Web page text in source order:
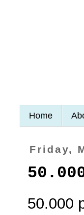
Home
Friday,
50.000